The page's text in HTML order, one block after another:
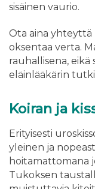
sisäinen vaurio.
Ota aina yhteyttä
oksentaa verta.
rauhallisena,
eläinlääkärin
Koiran ja
Erityisesti
yleinen ja
hoitamattomana
Tukoksen